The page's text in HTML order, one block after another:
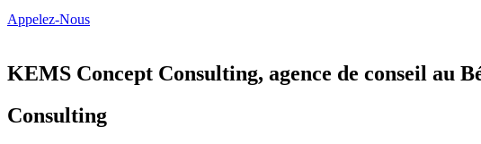
Appelez-Nous
KEMS Concept Consulting, agence de conseil au
Consulting